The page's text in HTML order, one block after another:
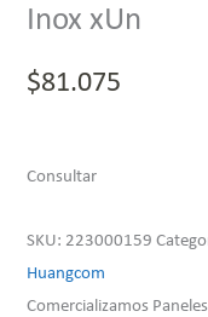
Inox xUn
$81.075
Consultar
SKU: 223000159
Huangcom
Comercializamos